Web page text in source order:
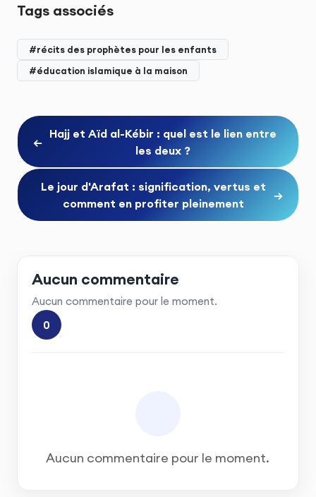
Tags associés
#récits des prophètes pour les enfants
#éducation islamique à la maison
←
Hajj et Aïd al-Kébir : quel est le lien entre
les deux ?
Le jour d'Arafat : signification, vertus et
comment en profiter pleinement
→
Aucun commentaire
Aucun commentaire pour le moment.
0
Aucun commentaire pour le moment.